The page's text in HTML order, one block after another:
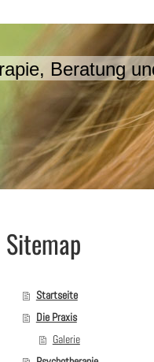
Beratung
Sitemap
Startseite
Die Praxis
Galerie